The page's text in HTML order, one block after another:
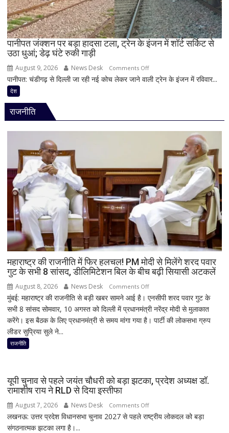
वर्षीय
युवक
गिरफ्तार;
फोन
600
पानीपत जंक्शन पर बड़ा हादसा टला, ट्रेन के इंजन में शॉर्ट सर्किट से
उठा धुआं; डेढ़ घंटे रुकी गाड़ी
August 9, 2026 News Desk Comments Offon
पानीपत
इंजन
में
शॉर्ट
सर्किट
से
उठा
धुआं;
डेढ़
घंटे
रुकी
पानीपत: चंडीगढ़ से दिल्ली जा रही नई कोच लेकर जाने वाली ट्रेन के इंजन में रविवार...
देश
राजनीति
महाराष्ट्र की राजनीति में फिर हलचल! PM मोदी से मिलेंगे शरद पवार
गुट के सभी 8 सांसद, डीलिमिटेशन बिल के बीच बढ़ी सियासी अटकलें
August 8, 2026 News Desk Comments Offon
महाराष्ट्र
की
राजनीति
से
पवार
मुंबई: महाराष्ट्र की राजनीति से बड़ी खबर सामने आई है। एनसीपी शरद पवार गुट के
सभी 8 सांसद सोमवार, 10 अगस्त को दिल्ली में प्रधानमंत्री नरेंद्र मोदी से मुलाकात
करेंगे। इस बैठक के लिए प्रधानमंत्री से समय मांगा गया है। पार्टी की लोकसभा ग्रुप
लीडर सुप्रिया सुले ने...
राजनीति
यूपी चुनाव से पहले जयंत चौधरी को बड़ा झटका, प्रदेश अध्यक्ष डॉ.
रामाशीष राय ने RLD से दिया इस्तीफा
August 7, 2026 News Desk Comments Offon
यूपी
लखनऊ: उत्तर प्रदेश विधानसभा चुनाव 2027 से पहले राष्ट्रीय लोकदल को बड़ा
संगठनात्मक झटका लगा है।...